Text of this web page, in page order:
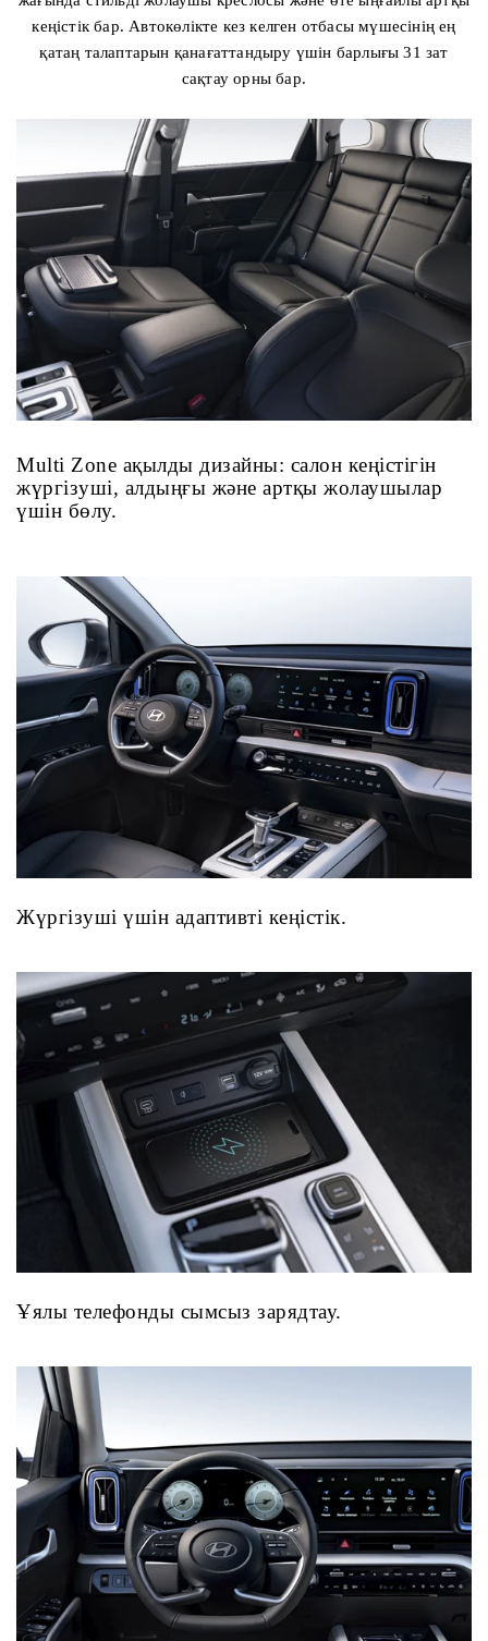
кеңістік бар. Автокөлікте кез келген отбасы мүшесінің ең
қатаң талаптарын қанағаттандыру үшін барлығы 31 зат
сақтау орны бар.
Multi Zone ақылды дизайны: салон кеңістігін
жүргізуші, алдыңғы және артқы жолаушылар
үшін бөлу.
Жүргізуші үшін адаптивті кеңістік.
Ұялы телефонды сымсыз зарядтау.